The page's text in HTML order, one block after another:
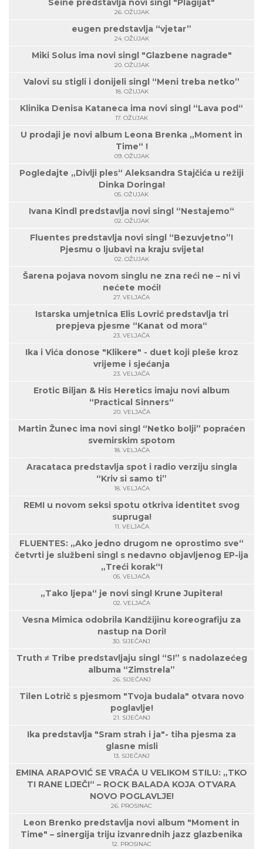
Seine predstavlja novi singl "Plagijat"
26. OŽUJAK
eugen predstavlja “vjetar”
24. OŽUJAK
Miki Solus ima novi singl "Glazbene nagrade"
20. OŽUJAK
Valovi su stigli i donijeli singl “Meni treba netko”
18. OŽUJAK
Klinika Denisa Kataneca ima novi singl “Lava pod“
17. OŽUJAK
U prodaji je novi album Leona Brenka „Moment in
Time“ !
09. OŽUJAK
Pogledajte „Divlji ples“ Aleksandra Stajčića u režiji
Dinka Doringa!
05. OŽUJAK
Ivana Kindl predstavlja novi singl “Nestajemo“
02. OŽUJAK
Fluentes predstavlja novi singl “Bezuvjetno”!
Pjesmu o ljubavi na kraju svijeta!
02. OŽUJAK
Šarena pojava novom singlu ne zna reći ne – ni vi
nećete moći!
27. VELJAČA
Istarska umjetnica Elis Lovrić predstavlja tri
prepjeva pjesme “Kanat od mora“
23. VELJAČA
Ika i Vića donose "Klikere" - duet koji pleše kroz
vrijeme i sjećanja
23. VELJAČA
Erotic Biljan & His Heretics imaju novi album
“Practical Sinners“
20. VELJAČA
Martin Žunec ima novi singl “Netko bolji” popraćen
svemirskim spotom
18. VELJAČA
Aracataca predstavlja spot i radio verziju singla
“Kriv si samo ti”
18. VELJAČA
REMI u novom seksi spotu otkriva identitet svog
supruga!
11. VELJAČA
FLUENTES: „Ako jedno drugom ne oprostimo sve“
četvrti je službeni singl s nedavno objavljenog EP-ija
„Treći korak“!
05. VELJAČA
„Tako ljepa“ je novi singl Krune Jupitera!
02. VELJAČA
Vesna Mimica odobrila Kandžijinu koreografiju za
nastup na Dori!
30. SIJEČANJ
Truth ≠ Tribe predstavljaju singl “S!” s nadolazećeg
albuma “Zimstrela”
26. SIJEČANJ
Tilen Lotrič s pjesmom "Tvoja budala" otvara novo
poglavlje!
21. SIJEČANJ
Ika predstavlja "Sram strah i ja"- tiha pjesma za
glasne misli
13. SIJEČANJ
EMINA ARAPOVIĆ SE VRAĆA U VELIKOM STILU: „TKO
TI RANE LIJEČI“ – ROCK BALADA KOJA OTVARA
NOVO POGLAVLJE!
26. PROSINAC
Leon Brenko predstavlja novi album "Moment in
Time" – sinergija triju izvanrednih jazz glazbenika
12. PROSINAC